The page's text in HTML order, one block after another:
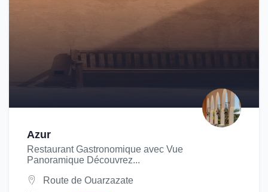
Azur
Restaurant Gastronomique avec Vue
Panoramique Découvrez...
Route de Ouarzazate